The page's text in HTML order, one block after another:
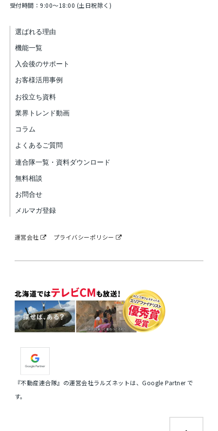
受付時間：9:00～18:00 (土日祝除く)
選ばれる理由
機能一覧
入会後のサポート
お客様活用事例
お役立ち資料
業界トレンド動画
コラム
よくあるご質問
連合隊一覧・資料ダウンロード
無料相談
お問合せ
メルマガ登録
運営会社 プライバシーポリシー
『不動産連合隊』の運営会社ラルズネットは、Google Partner で
す。